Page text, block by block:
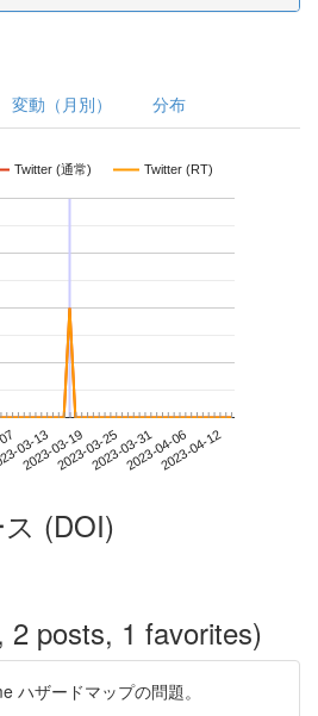
変動（月別） 分布
Twitter (通常) Twitter (RT)
03-13
2023-03-192023-03-252023-03-312023-04-062023-04-12
(DOI)
2 posts, 1 favorites)
ハザードマップの問題。